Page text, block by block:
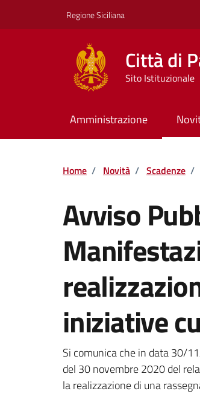
Regione Siciliana
Città di
Sito Istituzionale
Amministrazione
Home / Novità / Scadenze /
Avviso
iniziative
Dettagli
Si comunica che in data 30/
del 30 novembre 2020 del
la realizzazione di una